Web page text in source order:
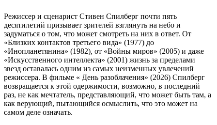
Режиссер и сценарист Стивен Спилберг почти пять
десятилетий призывает зрителей взглянуть на небо и
задуматься о том, что может смотреть на них в ответ. От
«Близких контактов третьего вида» (1977) до
«Инопланетянина» (1982), от «Войны миров» (2005) и даже
«Искусственного интеллекта» (2001) жизнь за пределами
звезд оставалась одним из самых неизменных увлечений
режиссера. В фильме « День разоблачения» (2026) Спилберг
возвращается к этой одержимости, возможно, в последний
раз, не как мечтатель, представляющий, что может быть там, а
как верующий, пытающийся осмыслить, что это может на
самом деле означать.